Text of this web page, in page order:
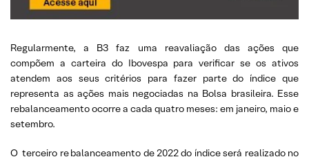
Regularmente, a B3 faz uma reavaliação das ações que
compõem a carteira do Ibovespa para verificar se os ativos
atendem aos seus critérios para fazer parte do índice que
representa as ações mais negociadas na Bolsa brasileira. Esse
rebalanceamento ocorre a cada quatro meses: em janeiro, maio e
setembro.
O terceiro rebalanceamento de 2022 do índice será realizado no